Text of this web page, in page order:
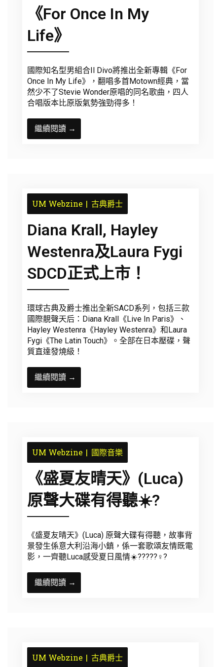
《For Once In My
Life》
國際知名型男組合Il Divo將推出全新專輯《For
Once In My Life》，翻唱多首Motown經典，當
然少不了Stevie Wonder原唱的同名歌曲，四人
合唱版本比原版氣勢強勁得多！
繼續閱讀 →
UM Webzine 古典爵士
Diana Krall, Hayley
Westenra及Laura Fygi
SDCD正式上市！
環球古典及爵士推出全新SACD系列，包括三款
國際靚聲天后：Diana Krall《Live In Paris》、
Hayley Westenra《Hayley Westenra》和Laura
Fygi《The Latin Touch》。全部在日本壓碟，聲
質直達發燒級！
繼續閱讀 →
UM Webzine 國際音樂
《盛夏友晴天》(Luca)
原聲大碟有得聽☀️?
《盛夏友晴天》(Luca) 原聲大碟有得聽，故事背
景發生係意大利沿海小鎮，係一套歌頌友情既電
影，一齊聽Luca感受夏日風情☀️?????‍♀️?
繼續閱讀 →
UM Webzine 古典爵士